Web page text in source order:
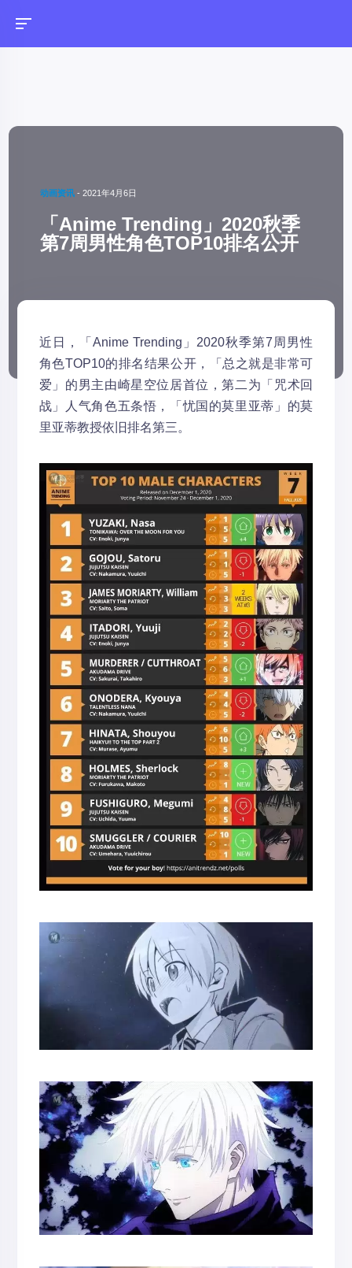
动画资讯 -2021年4月6日
「Anime Trending」2020秋季
第7周男性角色TOP10排名公开
近日，「Anime Trending」2020秋季第7周男性
角色TOP10的排名结果公开，「总之就是非常可
爱」的男主由崎星空位居首位，第二为「咒术回
战」人气角色五条悟，「忧国的莫里亚蒂」的莫
里亚蒂教授依旧排名第三。